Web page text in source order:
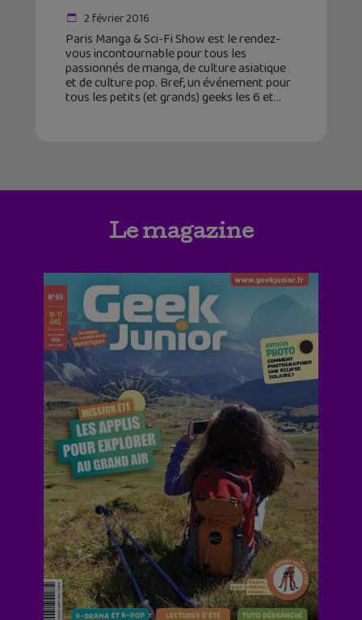
2 février 2016
Paris Manga & Sci-Fi Show est le rendez-
vous incontournable pour tous les
passionnés de manga, de culture asiatique
et de culture pop. Bref, un événement pour
tous les petits (et grands) geeks les 6 et
Le magazine